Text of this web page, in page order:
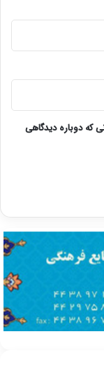
که دوباره دیدگاهی